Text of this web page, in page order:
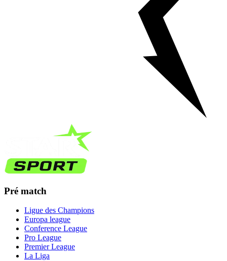
Pré match
Ligue des Champions
Europa league
Conference League
Pro League
Premier League
La Liga